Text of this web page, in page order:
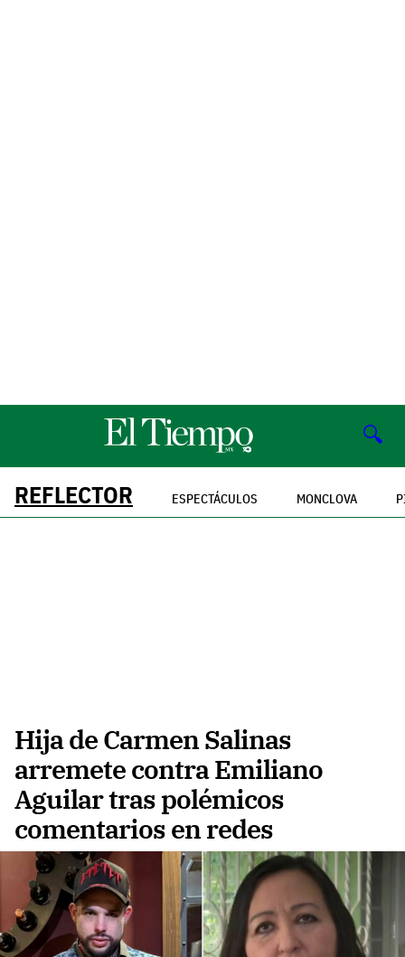
🔍
REFLECTOR ESPECTÁCULOS MONCLOVA
Hija de Carmen Salinas
arremete contra Emiliano
Aguilar tras polémicos
comentarios en redes